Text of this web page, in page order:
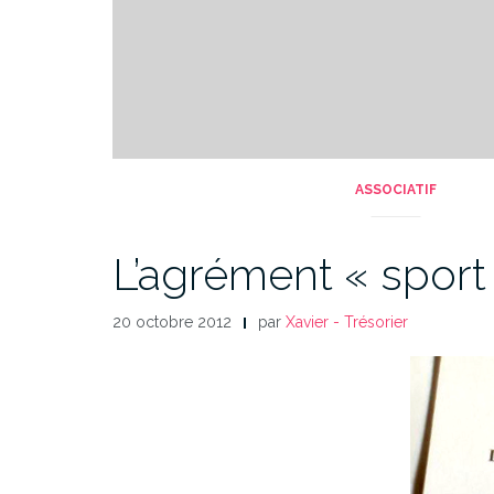
ASSOCIATIF
L’agrément «
20 octobre 2012 par Xavier - Trésorier